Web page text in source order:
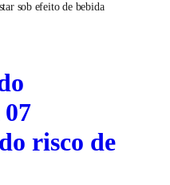
sob efeito de bebida
risco de